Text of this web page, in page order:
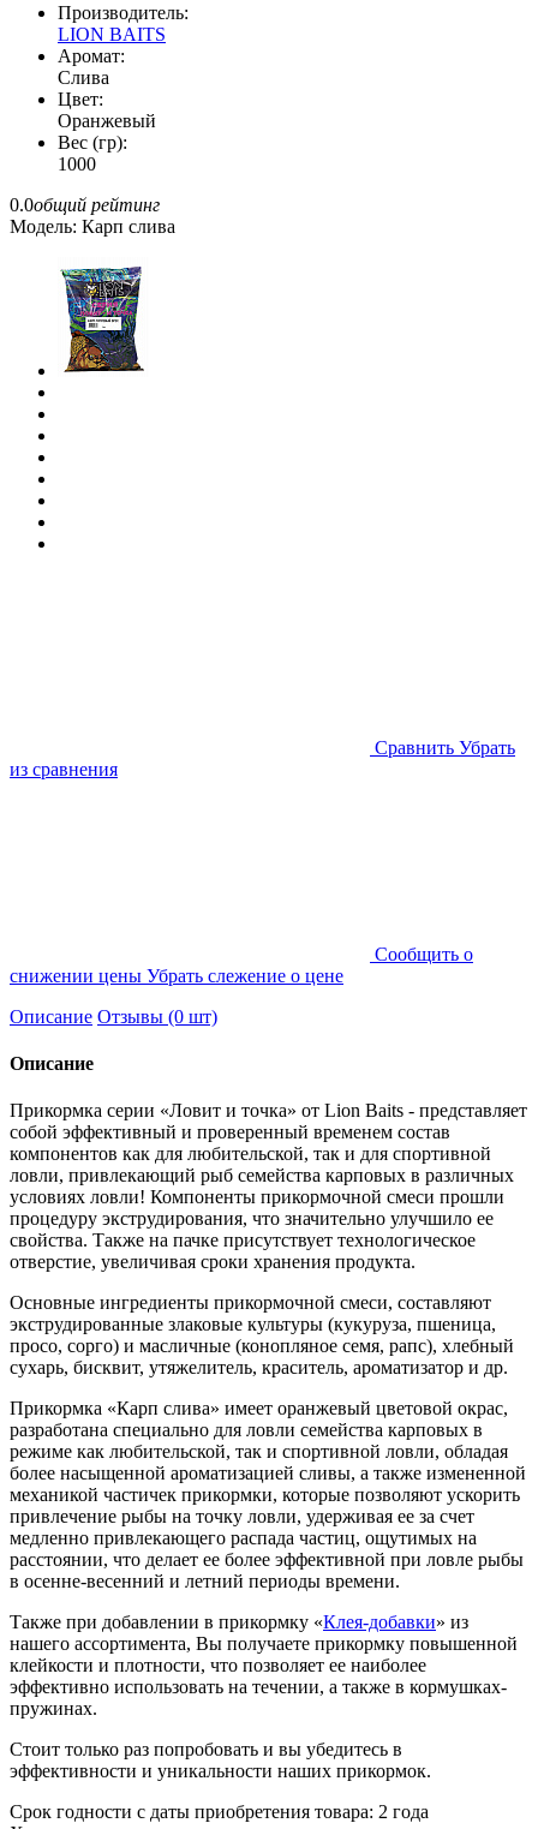
Производитель:
LION BAITS
Аромат:
Слива
Цвет:
Оранжевый
Вес (гр):
1000
0.0общий рейтинг
Модель: Карп слива
Cравнить Убрать
из сравнения
Cообщить о
снижении цены Убрать слежение о цене
Описание Отзывы (0 шт)
Описание
Прикормка серии «Ловит и точка» от Lion Baits - представляет
собой эффективный и проверенный временем состав
компонентов как для любительской, так и для спортивной
ловли, привлекающий рыб семейства карповых в различных
условиях ловли! Компоненты прикормочной смеси прошли
процедуру экструдирования, что значительно улучшило ее
свойства. Также на пачке присутствует технологическое
отверстие, увеличивая сроки хранения продукта.
Основные ингредиенты прикормочной смеси, составляют
экструдированные злаковые культуры (кукуруза, пшеница,
просо, сорго) и масличные (конопляное семя, рапс), хлебный
сухарь, бисквит, утяжелитель, краситель, ароматизатор и др.
Прикормка «Карп слива» имеет оранжевый цветовой окрас,
разработана специально для ловли семейства карповых в
режиме как любительской, так и спортивной ловли, обладая
более насыщенной ароматизацией сливы, а также измененной
механикой частичек прикормки, которые позволяют ускорить
привлечение рыбы на точку ловли, удерживая ее за счет
медленно привлекающего распада частиц, ощутимых на
расстоянии, что делает ее более эффективной при ловле рыбы
в осенне-весенний и летний периоды времени.
Также при добавлении в прикормку «Клея-добавки» из
нашего ассортимента, Вы получаете прикормку повышенной
клейкости и плотности, что позволяет ее наиболее
эффективно использовать на течении, а также в кормушках-
пружинах.
Стоит только раз попробовать и вы убедитесь в
эффективности и уникальности наших прикормок.
Срок годности с даты приобретения товара: 2 года